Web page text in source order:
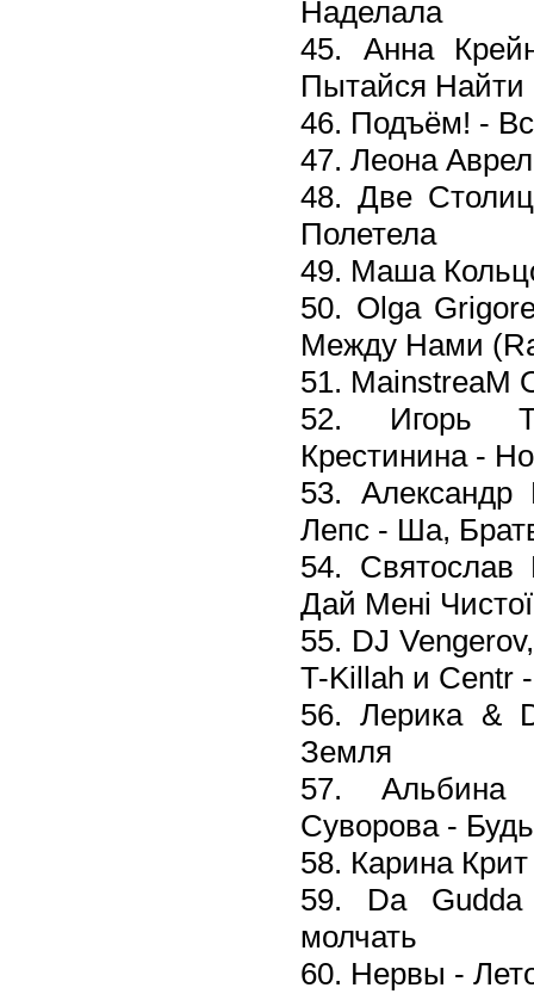
Наделала
45. Анна
Пытайся Найти
46. Подъём! -
47. Леона
48. Две
Полетела
49. Маша
50. Olga
Между Нами
51. MainstreaM
52. Игорь
Крестинина -
53. Александр
Лепс - Ша,
54. Святослав
Дай Мені
55. DJ
T-Killah и Centr
56. Лерика &
Земля
57.
Суворова -
58. Карина
59. Da
молчать
60. Нервы -